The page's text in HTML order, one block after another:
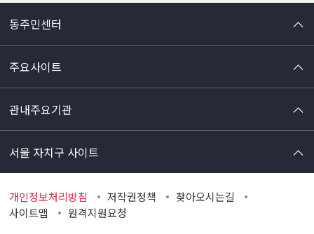
동주민센터
주요사이트
관내주요기관
서울 자치구 사이트
개인정보처리방침 저작권정책
찾아오시는길
사이트맵
원격지원요청